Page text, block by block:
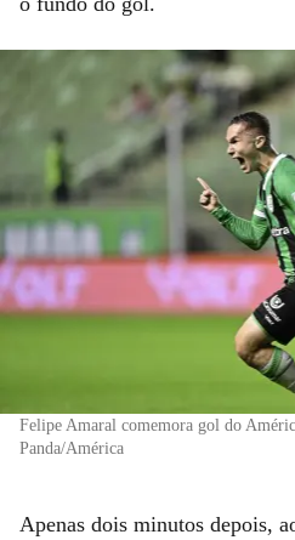
Felipe Amaral comemora gol do
Panda/América
Apenas dois minutos depois,